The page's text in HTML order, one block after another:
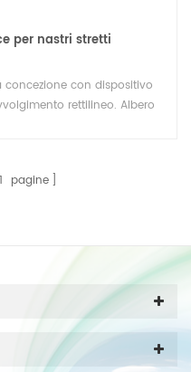
per nastri stretti
con dispositivo
rettilineo. Albero
1 pagine